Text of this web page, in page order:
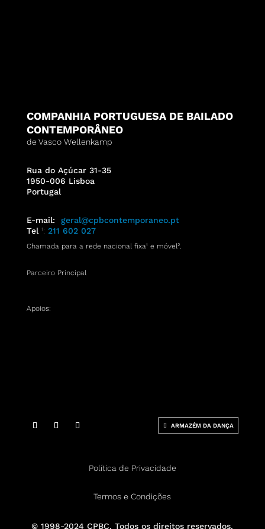
COMPANHIA PORTUGUESA DE BAILADO
CONTEMPORÂNEO
de Vasco Wellenkamp
Rua do Açúcar 31-35
1950-006 Lisboa
Portugal
E-mail:
geral@cpbcontemporaneo.pt
Tel ¹: 211 602 027
Chamada para a rede nacional fixa¹ e móvel².
Parceiro Principal
Apoios:
ARMAZÉM DA DANÇA
Política de Privacidade
Termos e Condições
© 1998-2024 CPBC. Todos os direitos reservados.